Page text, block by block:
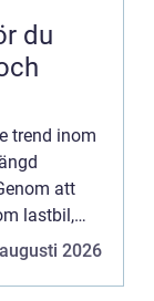
trend inom
att
lastbil,
2026